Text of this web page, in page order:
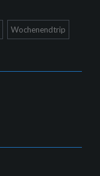
Wochenendtrip